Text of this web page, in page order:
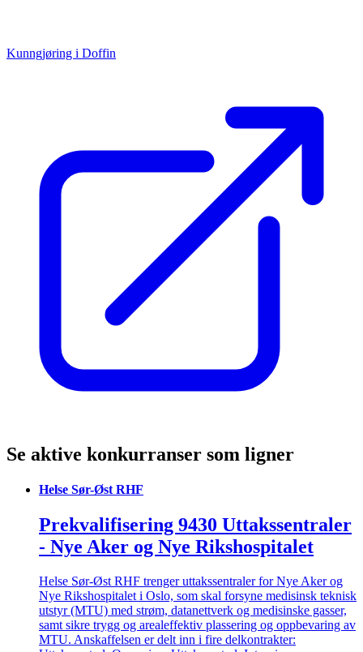
Kunngjøring i Doffin
Se aktive konkurranser som ligner
Helse Sør-Øst RHF
Prekvalifisering 9430 Uttakssentraler
- Nye Aker og Nye Rikshospitalet
Helse Sør-Øst RHF trenger uttakssentraler for Nye Aker og
Nye Rikshospitalet i Oslo, som skal forsyne medisinsk teknisk
utstyr (MTU) med strøm, datanettverk og medisinske gasser,
samt sikre trygg og arealeffektiv plassering og oppbevaring av
MTU. Anskaffelsen er delt inn i fire delkontrakter: